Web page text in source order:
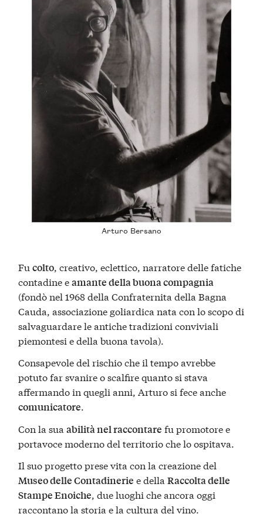
Arturo Bersano
Fucolto , creativo, eclettico, narratore delle fatiche
contadine eamante della buona compagnia
(fondò nel 1968 della Confraternita della Bagna
Cauda, associazione goliardica nata con lo scopo di
salvaguardare le antiche tradizioni conviviali
piemontesi e della buona tavola).
Consapevole del rischio che il tempo avrebbe
potuto far svanire o scalfire quanto si stava
affermando in quegli anni, Arturo si fece anche
comunicatore.
Con la suaabilità nel raccontare fu promotore e
portavoce moderno del territorio che lo ospitava.
Il suo progetto prese vita con la creazione del
Museo delle Contadinerie e dellaRaccolta delle
Stampe Enoiche, due luoghi che ancora oggi
raccontano la storia e la cultura del vino.